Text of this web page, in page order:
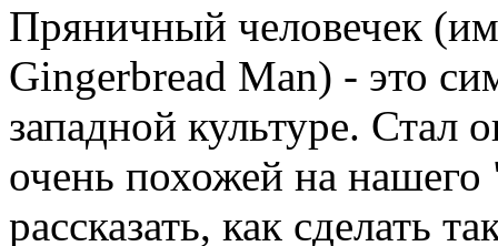
Пряничный человечек
Gingerbread Man) - это
западной культуре. Стал
очень похожей на
рассказать, как сделать